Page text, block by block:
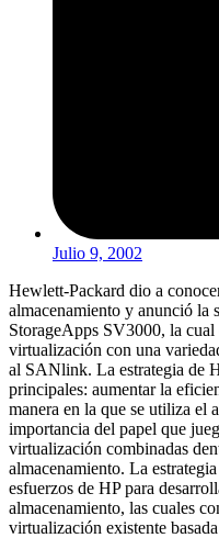
Julio 9, 2002
Hewlett-Packard dio a
almacenamiento y anunció la
StorageApps SV3000, la cual
virtualización con una
al SANlink. La estrategia de
principales: aumentar la
manera en la que se utiliza el
importancia del papel que
virtualización combinadas
almacenamiento. La
esfuerzos de HP para
almacenamiento, las cuales
virtualización existente